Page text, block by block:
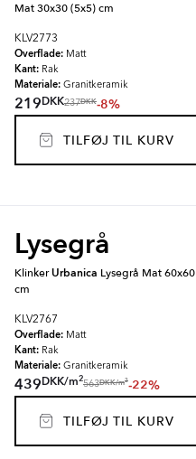
Mat 30x30 (5x5) cm
KLV2773
Overflade: Matt
Kant: Rak
Materiale: Granitkeramik
219DKK237DKK-8%
TILFØJ TIL KURV
Lysegrå
KlinkerUrbanica Lysegrå Mat 60x60
cm
KLV2767
Overflade: Matt
Kant: Rak
Materiale: Granitkeramik
439DKK/m2
563DKK/m2-22%
TILFØJ TIL KURV